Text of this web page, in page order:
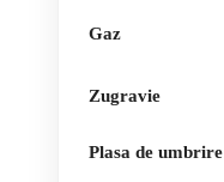
Gaz
Zugravie
Plasa de umbrire